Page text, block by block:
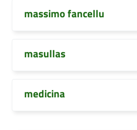
massimo fancellu
masullas
medicina